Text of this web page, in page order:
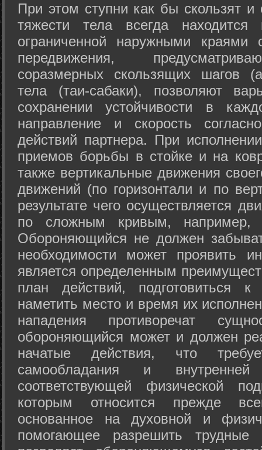
При этом ступни как бы скользят
тяжести тела всегда
ограниченной наружными краями
передвижения,
соразмерных скользящих шагов
тела (таи-сабаки), позволяют
сохранении устойчивости в
направление и скорость
действий партнера. При
приемов борьбы в стойке и на
также вертикальные движения
движений (по горизонтали и по
результате чего осуществляется
по сложным кривым, например,
Обороняющийся не должен
необходимости может проявить
является определенным
план действий, подготовиться
наметить место и время их
нападения противоречат
обороняющийся может и должен
начатые действия, что
самообладания и
соответствующей физической
которым относится прежде
основанное на духовной и
помогающее разрешить